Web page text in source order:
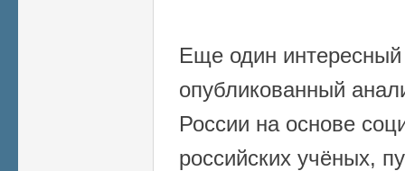
Еще один интересный
опубликованный
России на основе
российских учёных,